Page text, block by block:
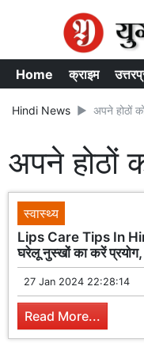
Home क्राइम
Hindi News अपने होठों
अपने होठों
स्वास्थ्य
Lips Care Tips In
घरेलू नुस्खों का करें
27 Jan 2024 22:28:14
Read More...